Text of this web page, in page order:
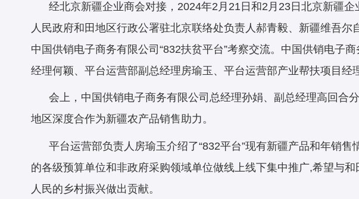
经北京新疆企业商会对接，2024年2月21日和2月23日北京新疆
人民政府和田地区行政公署驻北京联络处负责人郝青毅、新疆维吾
中国供销电子商务有限公司“832扶贫平台”考察交流。中国供销电子
经理何颖、平台运营部副总经理房瑜玉、平台运营部产业帮扶项目经
会上，中国供销电子商务有限公司总经理孙娟、副总经理高回合
地区深度合作为新疆农产品销售助力。
平台运营部负责人房瑜玉介绍了“832平台”现有新疆产品和年销
的各级预算单位和非政府采购领域单位做线上线下集中推广,希望与
人民的乡村振兴做出贡献。